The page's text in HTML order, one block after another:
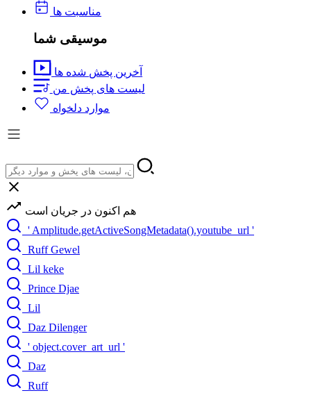
مناسبت ها
موسیقی شما
آخرین پخش شده ها
لیست های پخش من
موارد دلخواه
هم اکنون در جریان است
' Amplitude.getActiveSongMetadata().youtube_url '
Ruff Gewel
Lil keke
Prince Djae
Lil
Daz Dilenger
' object.cover_art_url '
Daz
Ruff